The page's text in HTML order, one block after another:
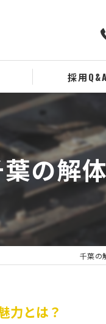
採用Q&A
の解
千葉の
力とは？